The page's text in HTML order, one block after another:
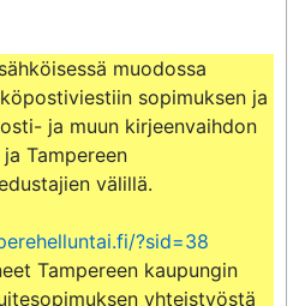
muodossa
sopimuksen ja
ja muun kirjeenvaihdon
Tampereen
välillä.
?sid=38
Tampereen kaupungin
yhteistyöstä